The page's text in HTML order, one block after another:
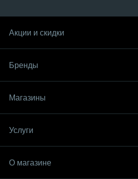
Акции и скидки
Бренды
Магазины
Услуги
О магазине